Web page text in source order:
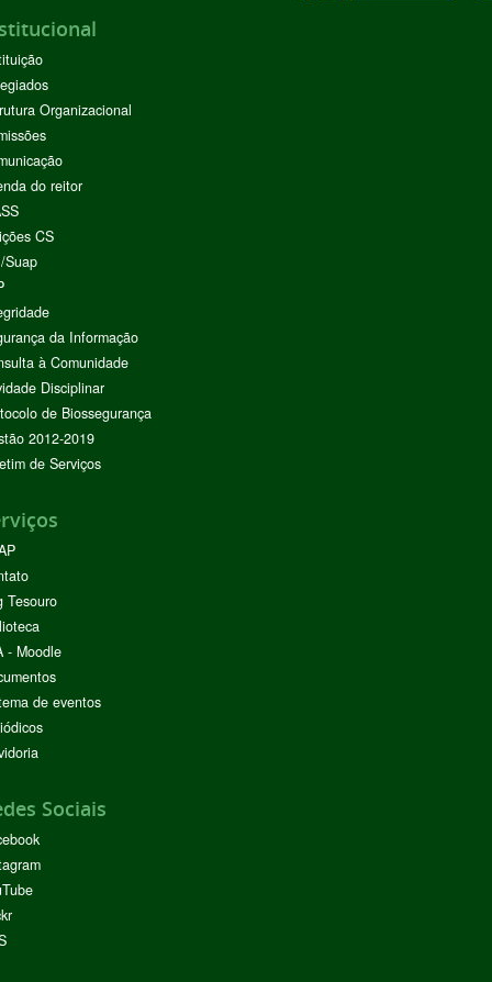
Organizacional
do reitor
CS
Suap
da Informação
à Comunidade
Disciplinar
de Biossegurança
2012-2019
de Serviços
Tesouro
- Moodle
de eventos
Sociais